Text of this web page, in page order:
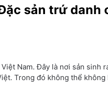
sản trứ danh
Nam. Đây là nơi sản sinh
Trong đó không thể không